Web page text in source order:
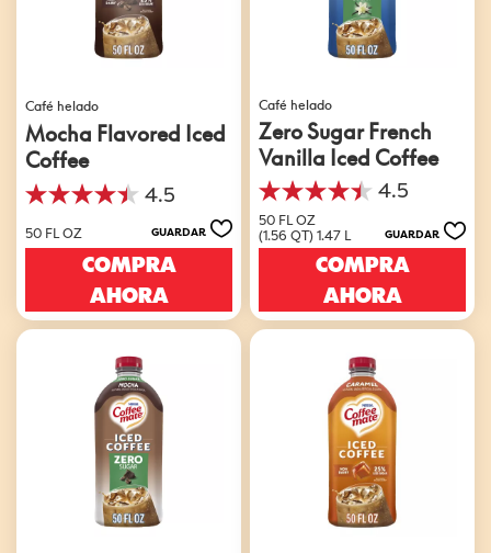
Café helado
Mocha Flavored Iced
Coffee
4.5
4.5
5
estrellas.
50 FL OZ GUARDAR
COMPRA
AHORA
Café helado
Zero Sugar French
Vanilla Iced Coffee
4.5
4.5
de
5
estrellas.
50 FL OZ
(1.56 QT) 1.47 L
GUARDAR
COMPRA
AHORA